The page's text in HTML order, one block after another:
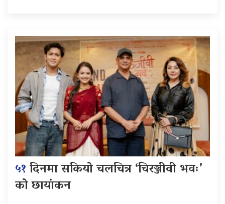
५१दिनमा सकियो चलचित्र ‘चिरञ्जीवी भवः’
को छायांकन